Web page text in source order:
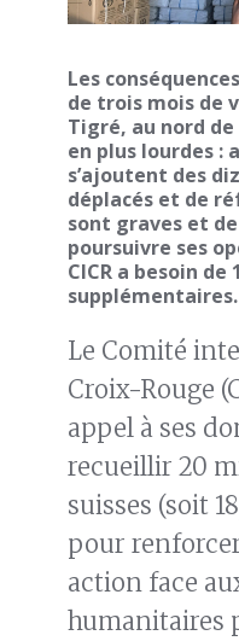
Les
de trois mois de
Tigré, au nord de
en plus lourdes :
s’ajoutent des
déplacés et de
sont graves et
poursuivre ses
CICR a besoin de
Le Comité
Croix-Rouge
appel à ses
recueillir 20
suisses (soit
pour
action face
humanitaires